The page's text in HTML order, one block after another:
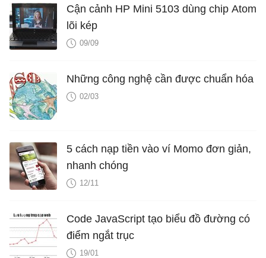
Cận cảnh HP Mini 5103 dùng chip Atom
lõi kép
09/09
Những công nghệ cần được chuẩn hóa
02/03
5 cách nạp tiền vào ví Momo đơn giản,
nhanh chóng
12/11
Code JavaScript tạo biểu đồ đường có
điểm ngắt trục
19/01